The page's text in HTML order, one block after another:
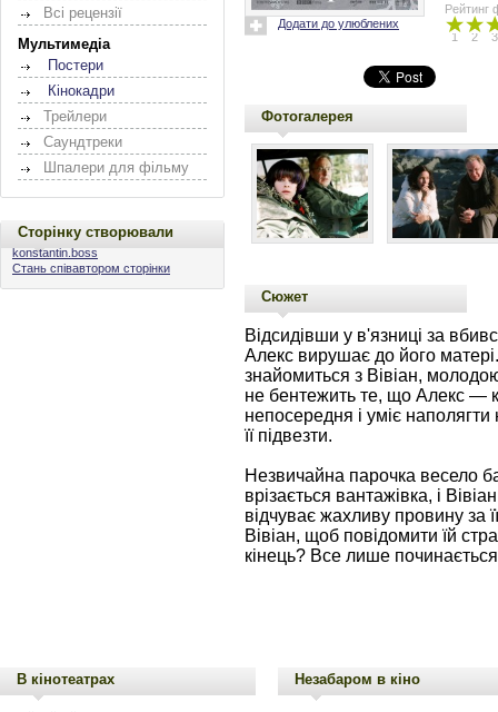
Всі рецензії
Мультимедіа
Постери
Кінокадри
Трейлери
Саундтреки
Шпалери для фільму
Сторінку створювали
konstantin.boss
Стань співавтором сторінки
Додати до улюблених
Рейтинг
1 2 3
Фотогалерея
Сюжет
Відсидівши у в'язниці за
Алекс вирушає до його
знайомиться з Вівіан,
не бентежить те, що Алекс —
непосередня і уміє
її підвезти.
Незвичайна парочка весело
врізається вантажівка, і
відчуває жахливу провину за
Вівіан, щоб повідомити їй
кінець? Все лише
В кінотеатрах Незабаром в кіно